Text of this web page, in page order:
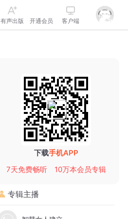
有声出版 开通会员 客户端
下载手机APP
7天免费畅听
10万本会员专辑
专辑主播